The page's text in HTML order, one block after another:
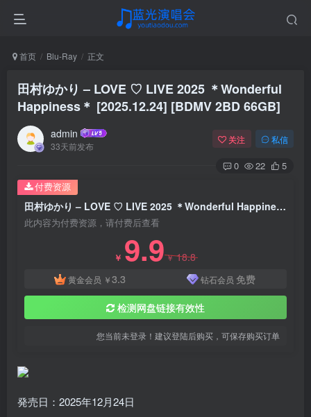
首页 Blu-Ray 正文
田村ゆかり – LOVE ♡ LIVE 2025 ＊Wonderful
Happiness＊ [2025.12.24] [BDMV 2BD 66GB]
admin
33天前发布
关注 私信
0 22 5
田村ゆかり – LOVE ♡ LIVE 2025 ＊Wonderful Happiness＊ [2025.12.24] [BDMV 2BD 66GB]
此内容为付费资源，请付费后查看
￥ 9.9￥18.8
黄金会员 ￥3.3 钻石会员 免费
检测网盘链接有效性
您当前未登录！建议登陆后购买，可保存购买订单
付费资源
発売日：2025年12月24日